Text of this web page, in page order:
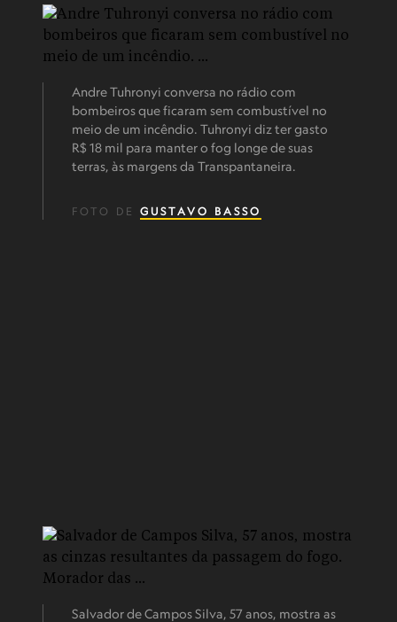
Andre Tuhronyi conversa no rádio com
bombeiros que ficaram sem combustível no
meio de um incêndio. Tuhronyi diz ter gasto
R$ 18 mil para manter o fog longe de suas
terras, às margens da Transpantaneira.
FOTO DE GUSTAVO BASSO
Salvador de Campos Silva, 57 anos, mostra as